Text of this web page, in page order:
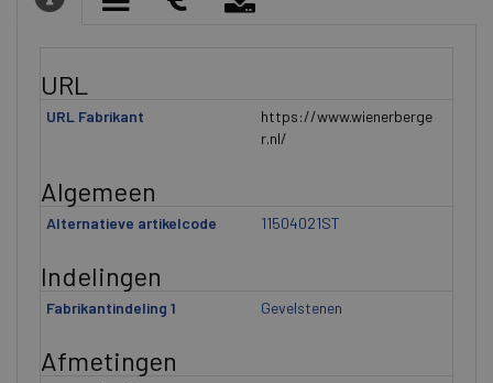
URL
URL Fabrikant
https://www.wienerberge
r.nl/
Algemeen
Alternatieve artikelcode 11504021ST
Indelingen
Fabrikantindeling 1 Gevelstenen
Afmetingen